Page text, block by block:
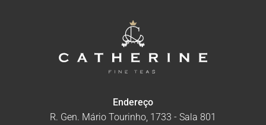
Endereço
R. Gen. Mário Tourinho, 1733 - Sala 801